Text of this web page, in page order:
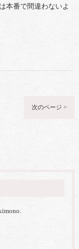
本番で間違わないよ
次のページ >